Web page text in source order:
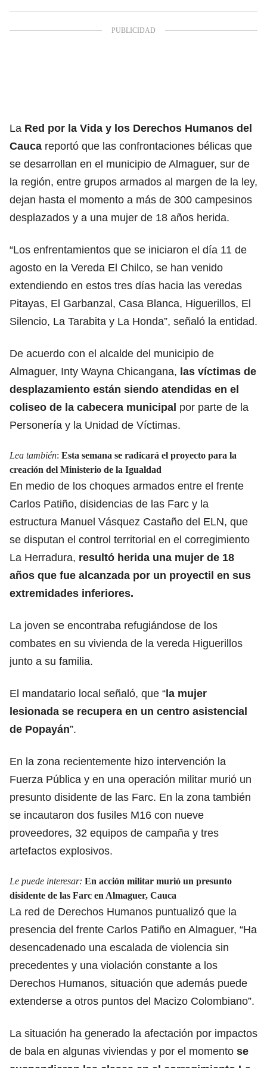
La Red por la Vida y los Derechos Humanos del
Cauca reportó que las confrontaciones bélicas que
se desarrollan en el municipio de Almaguer, sur de
la región, entre grupos armados al margen de la ley,
dejan hasta el momento a más de 300 campesinos
desplazados y a una mujer de 18 años herida.
“Los enfrentamientos que se iniciaron el día 11 de
agosto en la Vereda El Chilco, se han venido
extendiendo en estos tres días hacia las veredas
Pitayas, El Garbanzal, Casa Blanca, Higuerillos, El
Silencio, La Tarabita y La Honda”, señaló la entidad.
De acuerdo con el alcalde del municipio de
Almaguer, Inty Wayna Chicangana, las víctimas de
desplazamiento están siendo atendidas en el
coliseo de la cabecera municipal por parte de la
Personería y la Unidad de Víctimas.
Lea también: Esta semana se radicará el proyecto para la
creación del Ministerio de la Igualdad
En medio de los choques armados entre el frente
Carlos Patiño, disidencias de las Farc y la
estructura Manuel Vásquez Castaño del ELN, que
se disputan el control territorial en el corregimiento
La Herradura, resultó herida una mujer de 18
años que fue alcanzada por un proyectil en sus
extremidades inferiores.
La joven se encontraba refugiándose de los
combates en su vivienda de la vereda Higuerillos
junto a su familia.
El mandatario local señaló, que “la mujer
lesionada se recupera en un centro asistencial
de Popayán”.
En la zona recientemente hizo intervención la
Fuerza Pública y en una operación militar murió un
presunto disidente de las Farc. En la zona también
se incautaron dos fusiles M16 con nueve
proveedores, 32 equipos de campaña y tres
artefactos explosivos.
Le puede interesar: En acción militar murió un presunto
disidente de las Farc en Almaguer, Cauca
La red de Derechos Humanos puntualizó que la
presencia del frente Carlos Patiño en Almaguer, “Ha
desencadenado una escalada de violencia sin
precedentes y una violación constante a los
Derechos Humanos, situación que además puede
extenderse a otros puntos del Macizo Colombiano”.
La situación ha generado la afectación por impactos
de bala en algunas viviendas y por el momento se